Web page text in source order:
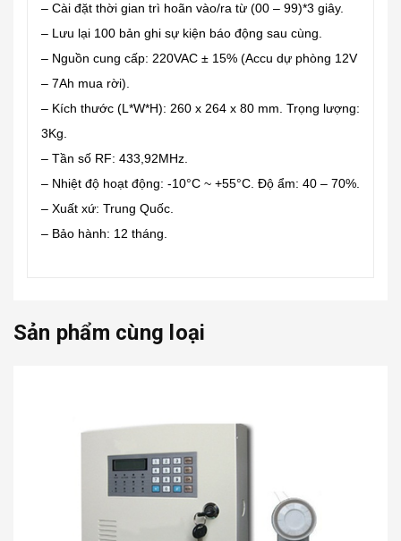
– Cài đặt thời gian trì hoãn vào/ra từ (00 – 99)*3 giây.
– Lưu lại 100 bản ghi sự kiện báo động sau cùng.
– Nguồn cung cấp: 220VAC ± 15% (Accu dự phòng 12V
– 7Ah mua rời).
– Kích thước (L*W*H): 260 x 264 x 80 mm. Trọng lượng:
3Kg.
– Tần số RF: 433,92MHz.
– Nhiệt độ hoạt động: -10°C ~ +55°C. Độ ẩm: 40 – 70%.
– Xuất xứ: Trung Quốc.
– Bảo hành: 12 tháng.
Sản phẩm cùng loại